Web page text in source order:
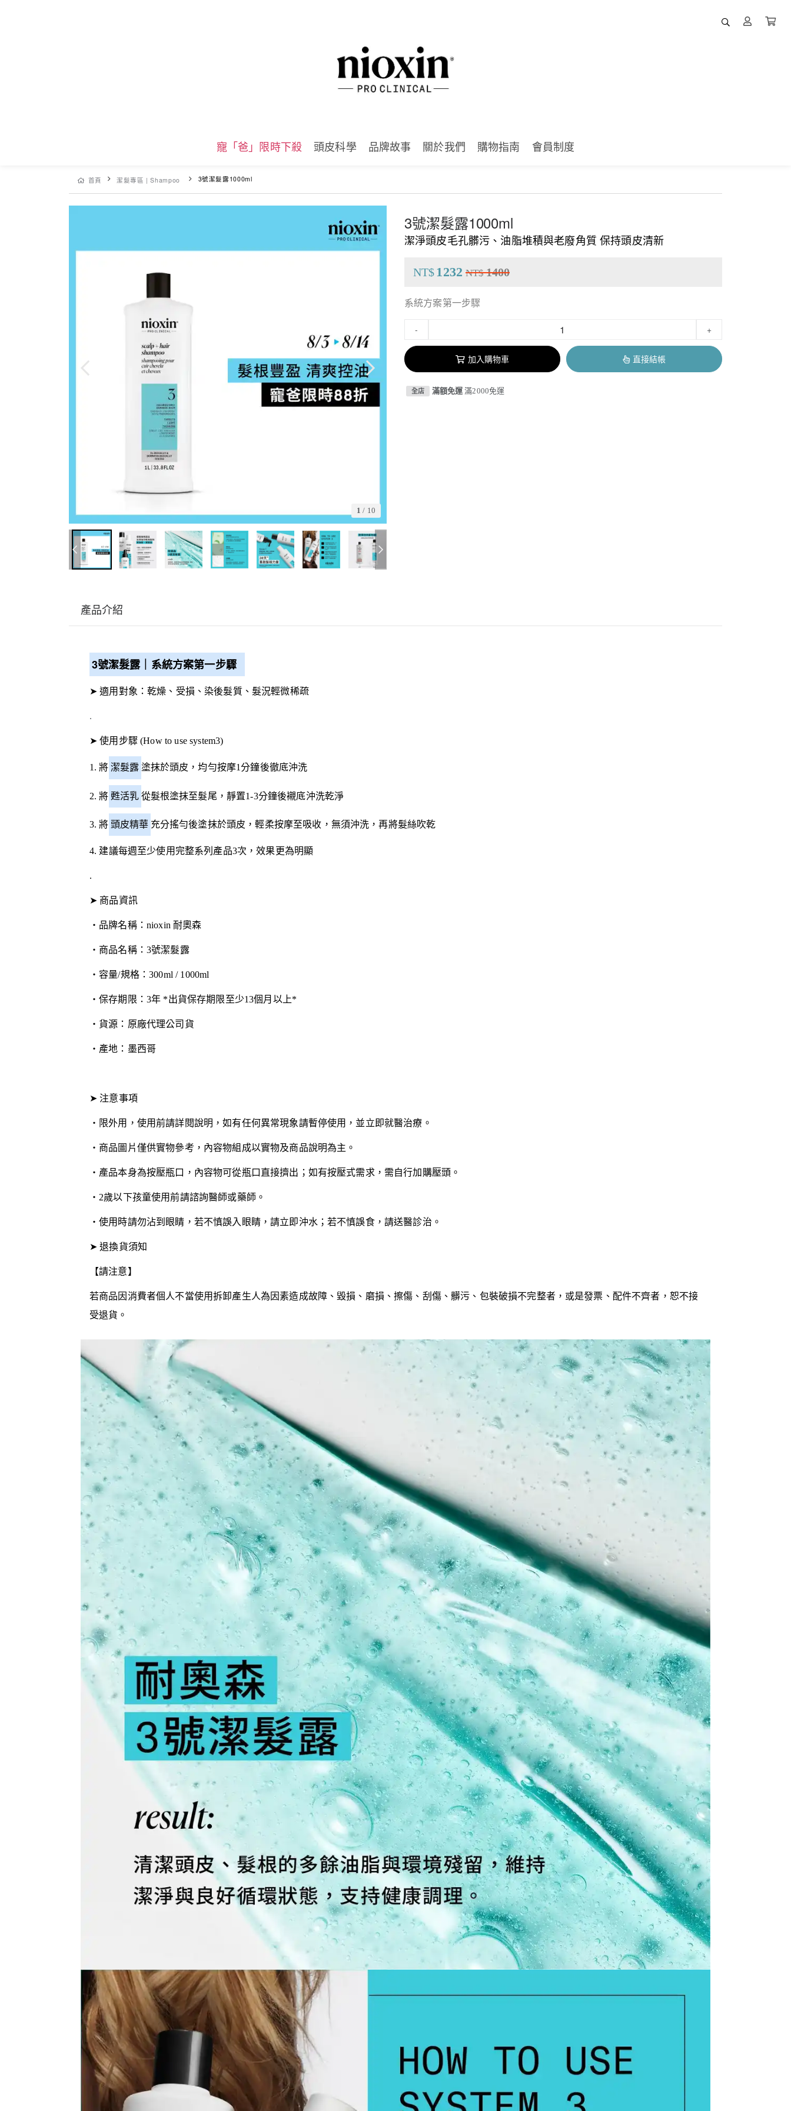
寵「爸」限時下殺 頭皮科學 品牌故事 關於我們 購物指南 會員制度
首頁 潔髮專區 | Shampoo 3號潔髮露1000ml
1 / 10
3號潔髮露1000ml
潔淨頭皮毛孔髒污、油脂堆積與老廢角質 保持頭皮清新
NT$1232 NT$1400
系統方案第一步驟
- +
加入購物車 直接結帳
全店 滿額免運滿2000免運
產品介紹
3號潔髮露｜系統方案第一步驟
➤ 適用對象：乾燥、受損、染後髮質、髮況輕微稀疏
.
➤ 使用步驟 (How to use system3)
1. 將 潔髮露 塗抹於頭皮，均勻按摩1分鐘後徹底沖洗
2. 將 甦活乳 從髮根塗抹至髮尾，靜置1-3分鐘後襯底沖洗乾淨
3. 將 頭皮精華 充分搖勻後塗抹於頭皮，輕柔按摩至吸收，無須沖洗，再將髮絲吹乾
4. 建議每週至少使用完整系列產品3次，效果更為明顯
.
➤ 商品資訊
・品牌名稱：nioxin 耐奧森
・商品名稱：3號潔髮露
・容量/規格：300ml / 1000ml
・保存期限：3年 *出貨保存期限至少13個月以上*
・貨源：原廠代理公司貨
・產地：墨西哥
➤ 注意事項
・限外用，使用前請詳閱說明，如有任何異常現象請暫停使用，並立即就醫治療。
・商品圖片僅供實物參考，內容物組成以實物及商品說明為主。
・產品本身為按壓瓶口，內容物可從瓶口直接擠出；如有按壓式需求，需自行加購壓頭。
・2歲以下孩童使用前請諮詢醫師或藥師。
・使用時請勿沾到眼睛，若不慎誤入眼睛，請立即沖水；若不慎誤食，請送醫診治。
➤退換貨須知
【請注意】
若商品因消費者個人不當使用拆卸產生人為因素造成故障、毀損、磨損、擦傷、刮傷、髒污、包裝破損不完整者，或是發票、配件不齊者，恕不接
受退貨。